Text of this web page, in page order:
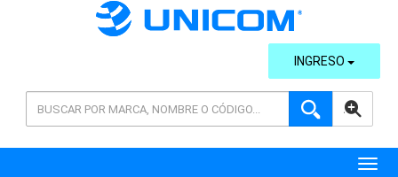
AVANZADA
INGRESO